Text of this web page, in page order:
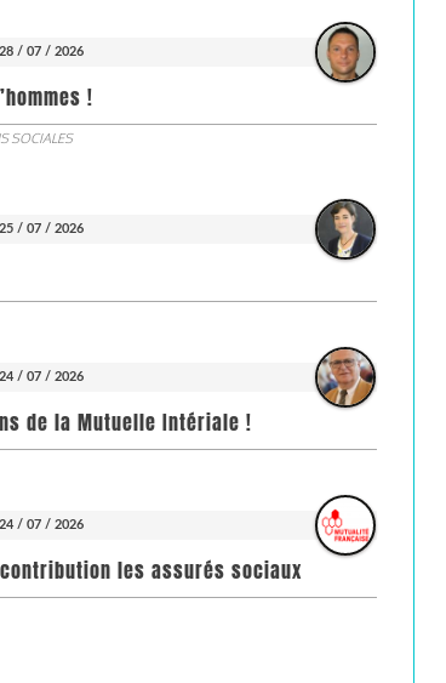
28 / 07 / 2026
!
SOCIALES
25 / 07 / 2026
24 / 07 / 2026
de la Mutuelle Intériale !
24 / 07 / 2026
les assurés sociaux